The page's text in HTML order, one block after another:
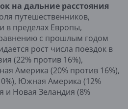
на дальние расстояния
путешественников,
в пределах Европы,
с прошлым годом
рост числа поездок в
(22% против 16%),
Америка (20% против 16%),
Южная Америка (12%
и Новая Зеландия (8%